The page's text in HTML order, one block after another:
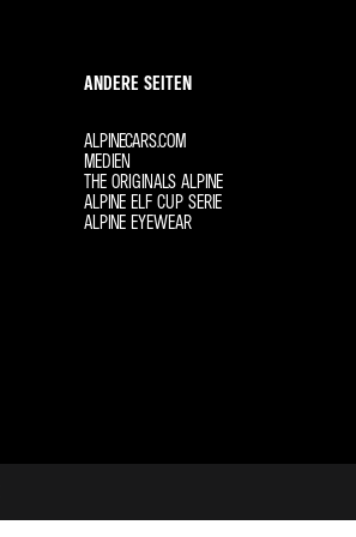
ANDERE SEITEN
ALPINECARS.COM
MEDIEN
THE ORIGINALS ALPINE
ALPINE ELF CUP SERIE
ALPINE EYEWEAR